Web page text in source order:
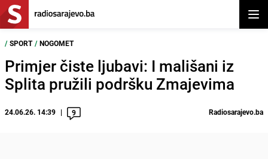
/ SPORT / NOGOMET
Primjer čiste ljubavi: I mališani iz
Splita pružili podršku Zmajevima
24.06.26. 14:39 9 Radiosarajevo.ba